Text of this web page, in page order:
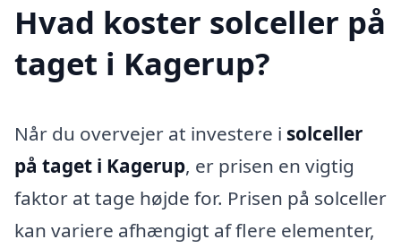
Hvad koster solceller på
taget i Kagerup?
Når du overvejer at investere i solceller
på taget i Kagerup, er prisen en vigtig
faktor at tage højde for. Prisen på solceller
kan variere afhængigt af flere elementer,